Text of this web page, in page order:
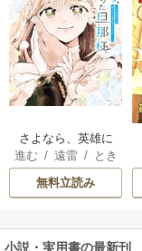
さよなら、英雄に
なった旦那様 ～
ただ祈るだけの役
立たずな妻のはず
進む / 遠雷/ とき
間
無料立読み
小説・実用書の最新刊